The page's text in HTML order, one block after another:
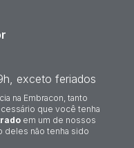
exceto feriados
na Embracon, tanto
que você tenha
em um de nossos
deles não tenha sido